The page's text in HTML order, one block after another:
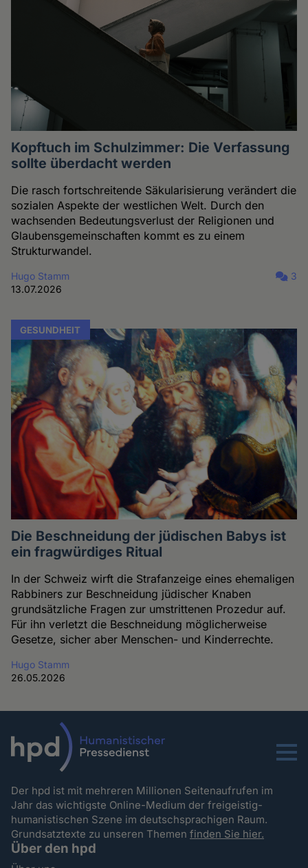
Kopftuch im Schulzimmer: Die Verfassung
sollte überdacht werden
Die rasch fortschreitende Säkularisierung verändert die
sozialen Aspekte der westlichen Welt. Durch den
wachsenden Bedeutungsverlust der Religionen und
Glaubensgemeinschaften kommt es zu einem
Strukturwandel.
Hugo Stamm
13.07.2026
3
GESUNDHEIT
Die Beschneidung der jüdischen Babys ist
ein fragwürdiges Ritual
In der Schweiz wirft die Strafanzeige eines ehemaligen
Rabbiners zur Beschneidung jüdischer Knaben
grundsätzliche Fragen zur umstrittenen Prozedur auf.
Für ihn verletzt die Beschneidung möglicherweise
Gesetze, sicher aber Menschen- und Kinderrechte.
Hugo Stamm
26.05.2026
Menu
Der hpd ist mit mehreren Millionen Seitenaufrufen im
Jahr das wichtigste Online-Medium der freigeistig-
humanistischen Szene im deutschsprachigen Raum.
Grundsatztexte zu unseren Themenfinden Sie hier.
Über den hpd